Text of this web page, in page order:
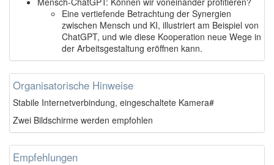
Eine vertiefende Betrachtung der Synergien
zwischen Mensch und KI, illustriert am Beispiel von
ChatGPT, und wie diese Kooperation neue Wege in
der Arbeitsgestaltung eröffnen kann.
Organisatorische Hinweise
Stabile Internetverbindung, eingeschaltete Kamera#
Zwei Bildschirme werden empfohlen
Empfehlungen